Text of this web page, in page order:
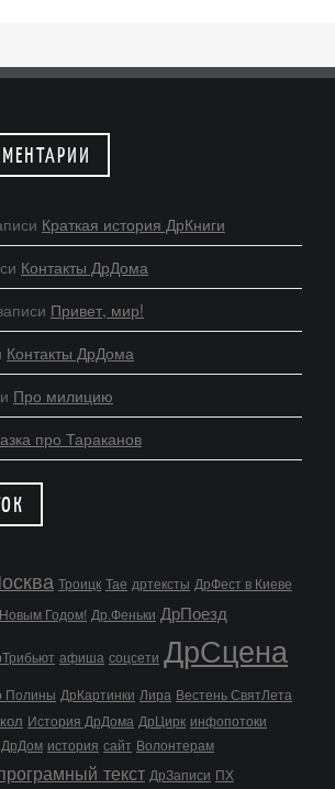
Краткая история ДрКниги
Контакты ДрДома
Привет, мир!
Контакты ДрДома
Про милицию
про Тараканов
Троицк Тае дртексты ДрФест в Киеве
Годом! Др.Феньки ДрПоезд
афиша соцсети ДрСцена
Полины ДрКартинки Лира Вестень СвятЛета
История ДрДома ДрЦирк инфопотоки
ДрДом история сайт Волонтерам
текст ДрЗаписи ПХ